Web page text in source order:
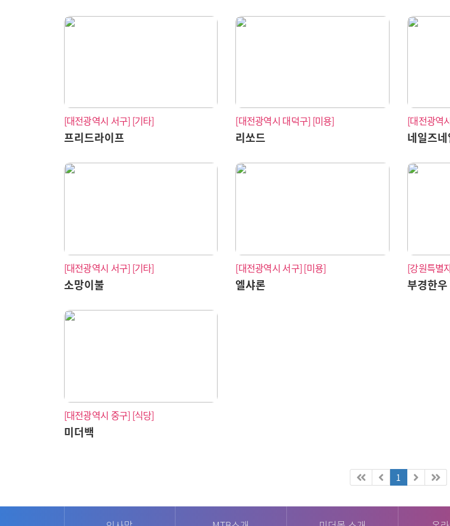
[대전광역시 서구] [기타]
프리드라이프
[대전광역시 대덕구] [미용]
리쏘드
[대전광역
네일즈네
[대전광역시 서구] [기타]
소망이불
[대전광역시 서구][미용]
엘샤론
[강원특별
부경한우
[대전광역시 중구] [식당]
미더백
1